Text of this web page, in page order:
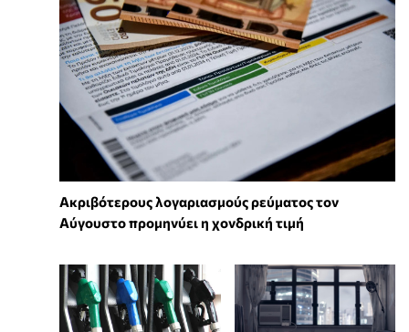
Ακριβότερους λογαριασμούς ρεύματος τον
Αύγουστο προμηνύει η χονδρική τιμή